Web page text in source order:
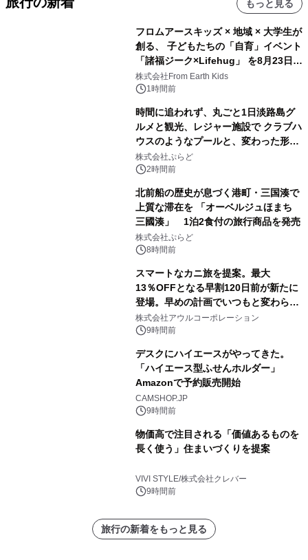
もっと見る
フロムアースキッズ × 地域 × 大学生が
創る、 子どもたちの「自育」イベント
「諸福ジーク×Lifehug」 を8月23日
(日)開催
株式会社From Earth Kids
1時間前
時間に追われず、丸ごと1日淡路島グ
ルメと観光、レジャー施設で クラブハ
ウスのようなプールと、変わった形の
サウナも 「THE BOXY AWAJI」のお
得な素泊まり連泊プランで
株式会社ぷらど
2時間前
北前船の歴史が息づく港町・三国湊で
上質な滞在を 「オーベルジュほまち
三國湊」 1泊2食付の旅行商品を発売
株式会社ぷらど
8時間前
スマートなカニ旅を提案。最大
13％OFFとなる早割120日前が新たに
登場。早めの計画でいつもと変わらぬ
大人の冬旅を。ー夕日ヶ浦温泉「佳松
苑 別邸ふうか」ー
株式会社アウルコーポレーション
9時間前
デスクにハイエースがやってきた。
「ハイエース型ふせんホルダー」
Amazonで予約販売開始
CAMSHOP.JP
9時間前
物価高で注目される「価値あるものを
長く使う」住まいづくりを提案
VIVI STYLE/株式会社クレバー
9時間前
旅行の新着をもっと見る